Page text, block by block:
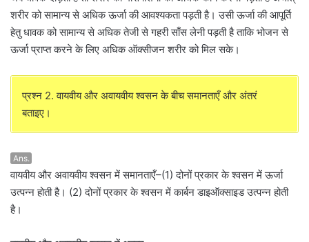
शरीर को सामान्य से अधिक ऊर्जा की आवश्यकता पड़ती है। उसी ऊर्जा की आपूर्ति
हेतु धावक को सामान्य से अधिक तेजी से गहरी साँस लेनी पड़ती है ताकि भोजन से
ऊर्जा प्राप्त करने के लिए अधिक ऑक्सीजन शरीर को मिल सके।
प्रश्न 2. वायवीय और अवायवीय श्वसन के बीच समानताएँ और अंतरं
बताइए।
Ans.
वायवीय और अवायवीय श्वसन में समानताएँ–(1) दोनों प्रकार के श्वसन में ऊर्जा
उत्पन्न होती है। (2) दोनों प्रकार के श्वसन में कार्बन डाइऑक्साइड उत्पन्न होती
है।